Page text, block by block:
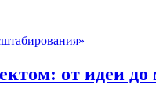
от идеи